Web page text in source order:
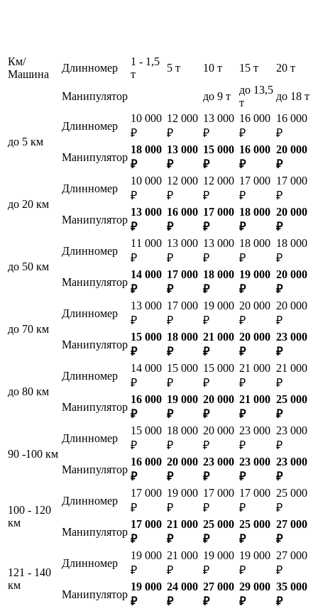
Км/
Машина
Длинномер
1 - 1,5
т
5 т 10 т 15 т 20 т
Манипулятор до 9 т
до 13,5
т
до 18 т
до 5 км
Длинномер
10 000
₽
12 000
₽
13 000
₽
16 000
₽
16 000
₽
Манипулятор
18 000
₽
13 000
₽
15 000
₽
16 000
₽
20 000
₽
до 20 км
Длинномер
10 000
₽
12 000
₽
12 000
₽
17 000
₽
17 000
₽
Манипулятор
13 000
₽
16 000
₽
17 000
₽
18 000
₽
20 000
₽
до 50 км
Длинномер
11 000
₽
13 000
₽
13 000
₽
18 000
₽
18 000
₽
Манипулятор
14 000
₽
17 000
₽
18 000
₽
19 000
₽
20 000
₽
до 70 км
Длинномер
13 000
₽
17 000
₽
19 000
₽
20 000
₽
20 000
₽
Манипулятор
15 000
₽
18 000
₽
21 000
₽
20 000
₽
23 000
₽
до 80 км
Длинномер
14 000
₽
15 000
₽
15 000
₽
21 000
₽
21 000
₽
Манипулятор
16 000
₽
19 000
₽
20 000
₽
21 000
₽
25 000
₽
90 -100 км
Длинномер
15 000
₽
18 000
₽
20 000
₽
23 000
₽
23 000
₽
Манипулятор
16 000
₽
20 000
₽
23 000
₽
23 000
₽
23 000
₽
100 - 120
км
Длинномер
17 000
₽
19 000
₽
17 000
₽
17 000
₽
25 000
₽
Манипулятор
17 000
₽
21 000
₽
25 000
₽
25 000
₽
27 000
₽
121 - 140
км
Длинномер
19 000
₽
21 000
₽
19 000
₽
19 000
₽
27 000
₽
Манипулятор
19 000
₽
24 000
₽
27 000
₽
29 000
₽
35 000
₽